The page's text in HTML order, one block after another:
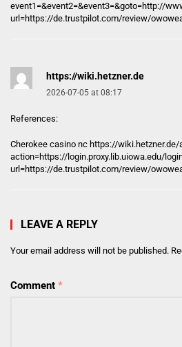
event1=&event2=&event3=&goto=http://
url=https://de.trustpilot.com/review/
https://wiki.hetzner.de
2026-07-05 at 08:17
References:
Cherokee casino nc https://wiki.hetzner.de/
action=https://login.proxy.lib.uiowa.edu/
url=https://de.trustpilot.com/review/
LEAVE A REPLY
Your email address will not be published.
Comment *